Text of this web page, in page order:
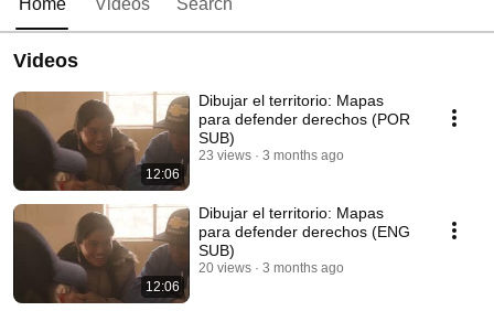
Home Videos Search
Videos
12:06
Dibujar el territorio: Mapas
para defender derechos (POR
SUB)
23 views 3 months ago
12:06
Dibujar el territorio: Mapas
para defender derechos (ENG
SUB)
20 views 3 months ago